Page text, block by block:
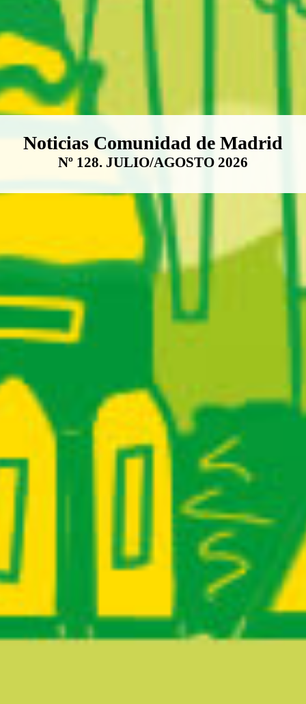
Boletín Noticias Comunidad de
Noticias Comunidad de Madrid
Nº 128. JULIO/AGOSTO 2026